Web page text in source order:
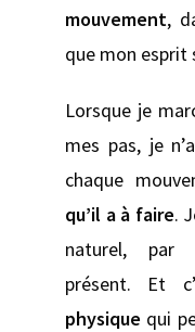
mouvement,
que mon esprit
Lorsque je
mes pas, je
chaque
qu’il a à faire.
naturel, par
présent. Et
physique qui